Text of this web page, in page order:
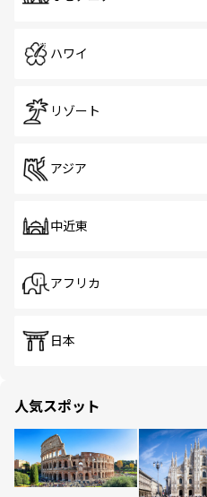
ハワイ
リゾート
アジア
中近東
アフリカ
日本
人気スポット